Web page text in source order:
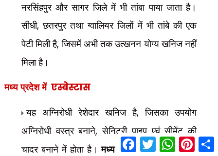
नरसिंहपुर और सागर जिले में भी तांबा पाया जाता है।
सीधी,छतरपुर तथा ग्वालियर जिलों में भी तांबे की एक
पेटी मिली है,जिसमें अभी तक उत्खनन योग्य खनिज नहीं
मिला है।
मध्य प्रदेश में एस्बेस्टास
यह अग्निरोधी रेशेदार खनिज है,जिसका उपयोग
अग्निरोधी वस्त्र बनाने,सेनिटरी पाइप एवं सीमेंट की
चादर बनाने में होता है।मध्य प्रदेश में इसका उत्पादन
a
T
w
W
h